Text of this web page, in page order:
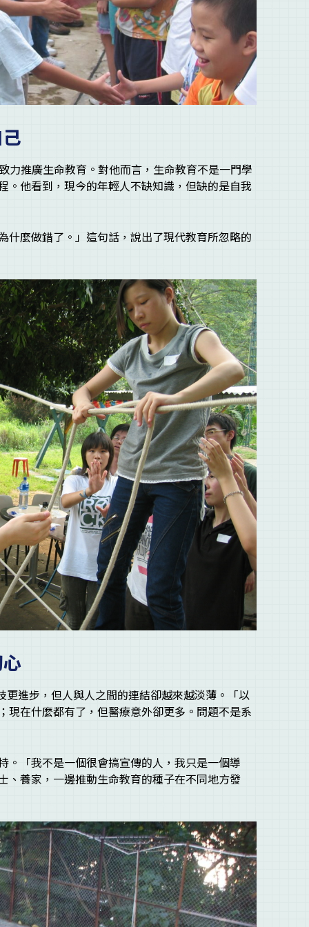
力推廣生命教育。對他而言，生命教育不是一門學
。他看到，現今的年輕人不缺知識，但缺的是自我
什麼做錯了。」這句話，說出了現代教育所忽略的
進步，但人與人之間的連結卻越來越淡薄。「以
現在什麼都有了，但醫療意外卻更多。問題不是系
。「我不是一個很會搞宣傳的人，我只是一個導
、養家，一邊推動生命教育的種子在不同地方發